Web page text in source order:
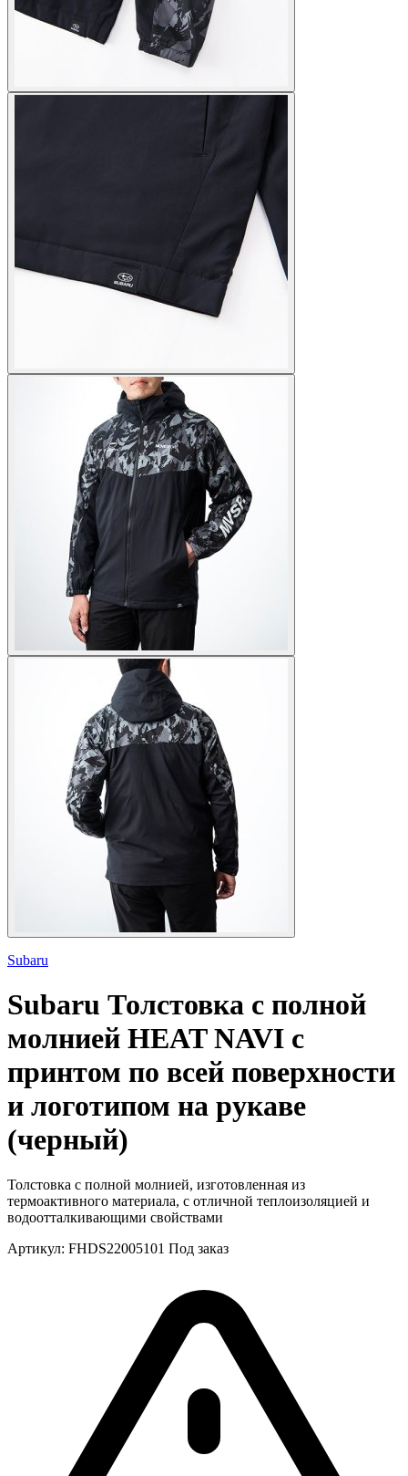
Subaru
Subaru Толстовка с полной
молнией HEAT NAVI с
принтом по всей поверхности
и логотипом на рукаве
(черный)
Толстовка с полной молнией, изготовленная из
термоактивного материала, с отличной теплоизоляцией и
водоотталкивающими свойствами
Артикул: FHDS22005101 Под заказ